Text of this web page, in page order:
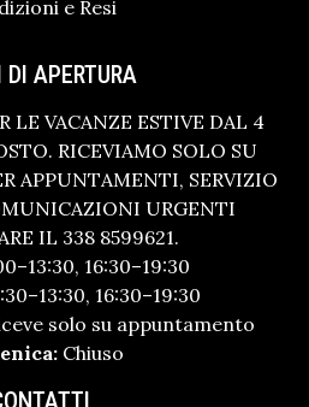
e Resi
DI APERTURA
LE VACANZE ESTIVE DAL 4
RICEVIAMO SOLO SU
APPUNTAMENTI, SERVIZIO
URGENTI
IL 338 8599621.
16:30–19:30
16:30–19:30
solo su appuntamento
Chiuso